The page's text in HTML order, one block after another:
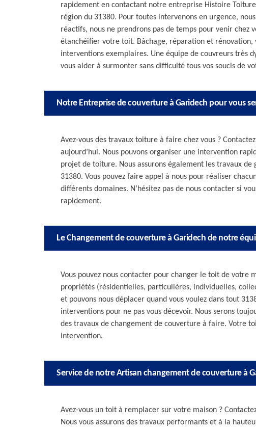
rapidement en contactant notre entreprise Histoire
région du 31380. Pour toutes intervenons en urgence,
réactifs, nous ne prendrons pas de temps pour venir chez
étanchéifier votre toit. Bâchage, réparation et rénovation,
interventions exemplaires. Une équipe de couvreurs très
vous aider à surmonter sans difficulté tous vos soucis de
Notre Entreprise de couverture à Garidech pour vous
Avez-vous des travaux toiture à faire chez vous ?
aujourd’hui. Nous pouvons organiser une intervention
projet de toiture. Nous assurons également les travaux
31380. Vous pouvez faire appel à nous pour réaliser
différents domaines. N’hésitez pas de nous contacter si
rapidement.
Le Changement de couverture à Garidech de notre
Vous pouvez nous contacter pour changer le toit de votre
propriétés (résidentielles, particulières, individuelles,
et pouvons nous déplacer quand vous voulez dans tout
interventions pour ne pas vous décevoir. Nous serons
des travaux de changement de couverture à faire. Votre
intervention.
Service de notre Artisan changement de couverture à
Avez-vous un toit à remplacer sur votre maison ?
Nous vous assurons des travaux performants et à la